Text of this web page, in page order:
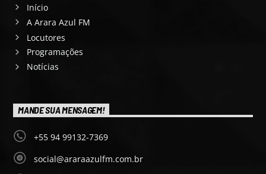
Início
A Arara Azul FM
Locutores
Programações
Notícias
MANDE SUA MENSAGEM!
+55 94 99132-7369
social@araraazulfm.com.br